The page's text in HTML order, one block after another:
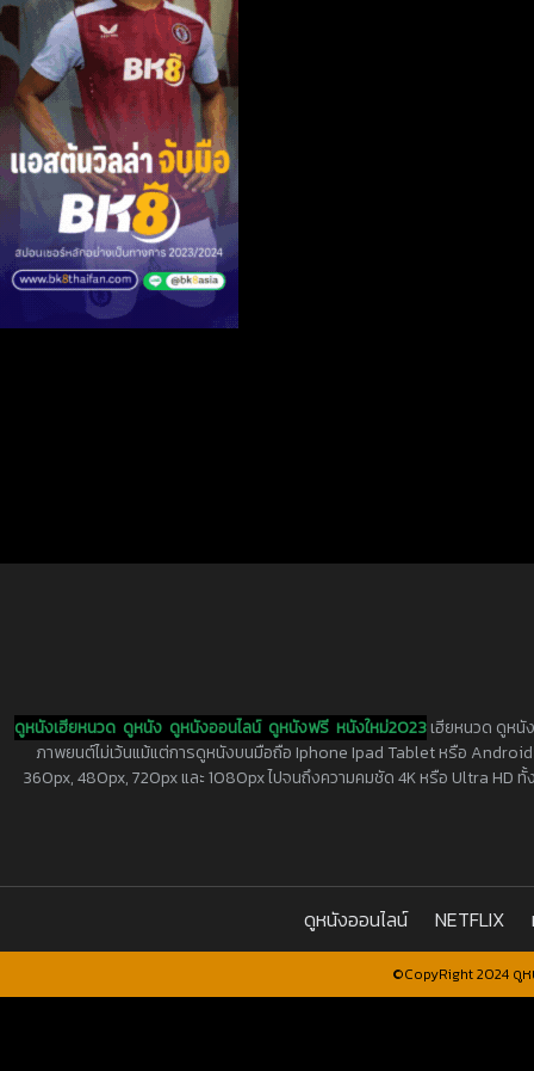
ดูหนังเฮียหนวด ดูหนัง ดูหนังออนไลน์ ดูหนังฟรี หนังใหม่2023เฮียหนวด ดูหนั
ภาพยนต์ไม่เว้นแม้แต่การดูหนังบนมือถือ Iphone Ipad Tablet หรือ
360px, 480px, 720px และ 1080px ไปจนถึงความคมชัด 4K หรือ Ultra HD
ดูหนังออนไลน์ NETFLIX
©CopyRight 2024 ดู